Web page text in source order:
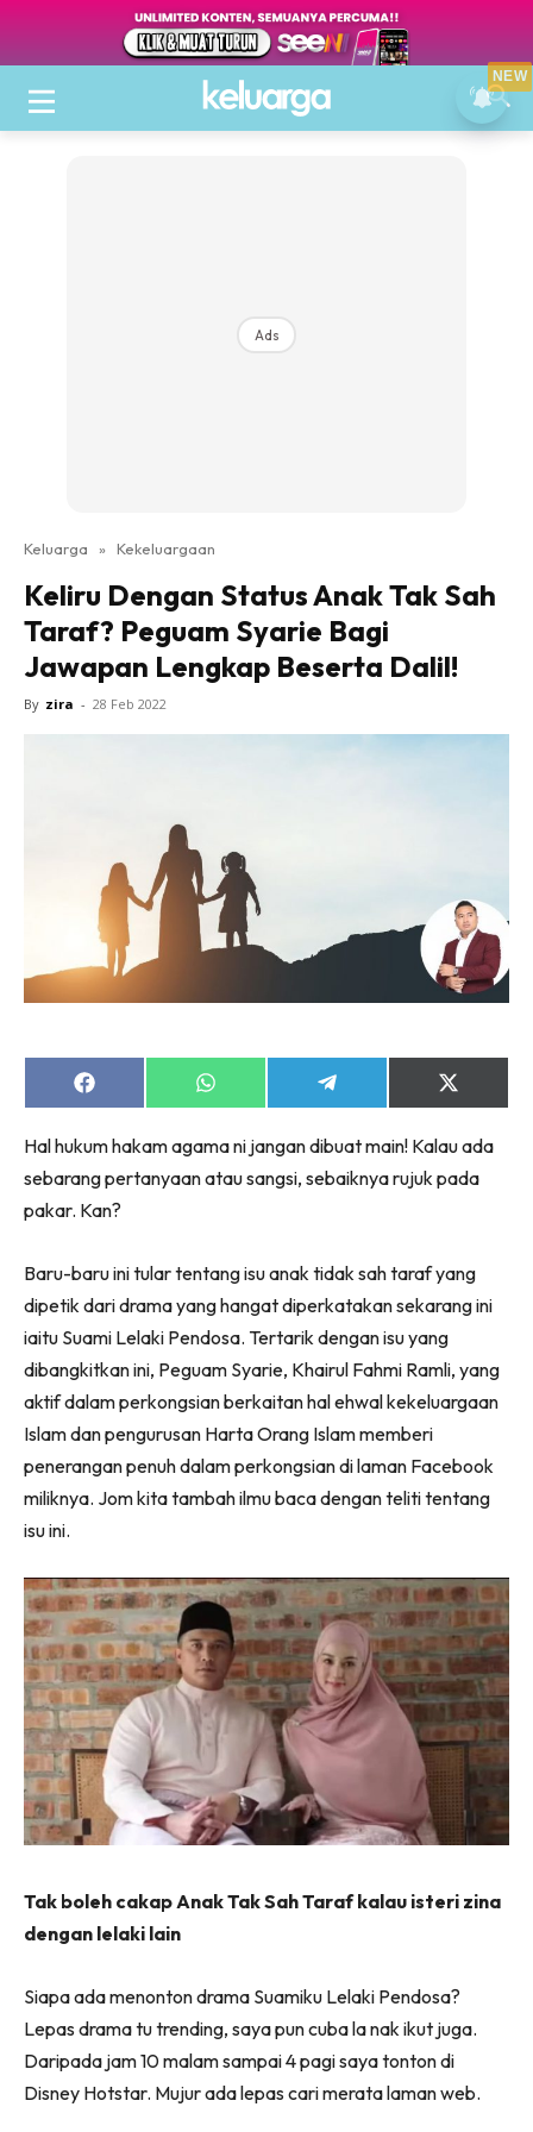
Ads
Keluarga » Kekeluargaan
Keliru Dengan Status Anak Tak Sah
Taraf? Peguam Syarie Bagi
Jawapan Lengkap Beserta Dalil!
By zira - 28 Feb 2022
Share
on
Share
on
Share
on
Share
on
(Twitter)
Hal hukum hakam agama ni jangan dibuat main! Kalau ada
sebarang pertanyaan atau sangsi, sebaiknya rujuk pada
pakar. Kan?
Baru-baru ini tular tentang isu anak tidak sah taraf yang
dipetik dari drama yang hangat diperkatakan sekarang ini
iaitu Suami Lelaki Pendosa. Tertarik dengan isu yang
dibangkitkan ini, Peguam Syarie, Khairul Fahmi Ramli, yang
aktif dalam perkongsian berkaitan hal ehwal kekeluargaan
Islam dan pengurusan Harta Orang Islam memberi
penerangan penuh dalam perkongsian di laman Facebook
miliknya. Jom kita tambah ilmu baca dengan teliti tentang
isu ini.
Tak boleh cakap Anak Tak Sah Taraf kalau isteri zina
dengan lelaki lain
Siapa ada menonton drama Suamiku Lelaki Pendosa?
Lepas drama tu trending, saya pun cuba la nak ikut juga.
Daripada jam 10 malam sampai 4 pagi saya tonton di
Disney Hotstar. Mujur ada lepas cari merata laman web.
NEW